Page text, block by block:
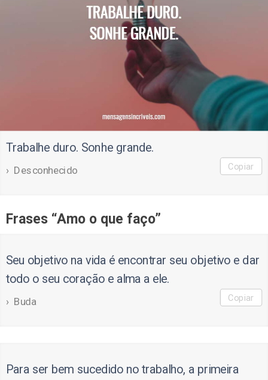
Trabalhe duro. Sonhe grande.
Desconhecido Copiar
Frases “Amo o que faço”
Seu objetivo na vida é encontrar seu objetivo e dar
todo o seu coração e alma a ele.
Buda Copiar
Para ser bem sucedido no trabalho, a primeira